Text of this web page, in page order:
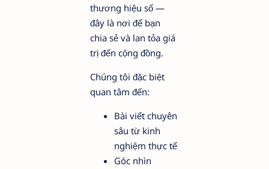
thương hiệu số —
đây là nơi để bạn
chia sẻ và lan tỏa giá
trị đến cộng đồng.
Chúng tôi đặc biệt
quan tâm đến:
Bài viết chuyên
sâu từ kinh
nghiệm thực tế
Góc nhìn